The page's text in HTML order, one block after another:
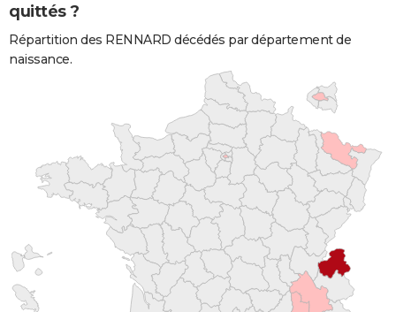
quittés ?
Répartition des RENNARD décédés par département de
naissance.